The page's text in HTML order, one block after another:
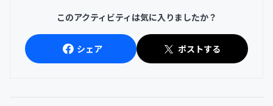
このアクティビティは気に入りましたか？
シェア ポストする